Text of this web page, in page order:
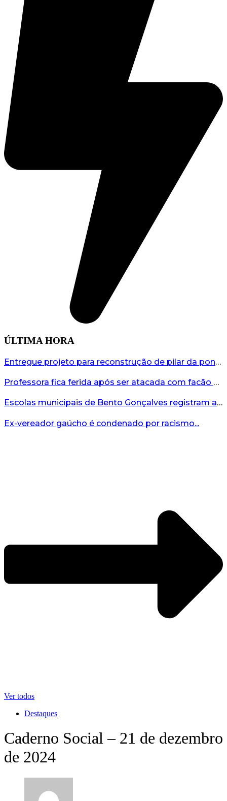
ÚLTIMA HORA
Entregue projeto para reconstrução de pilar da ponte entre Encantado e Muçum...
Professora fica ferida após ser atacada com facão por aluno no interior do RS...
Escolas municipais de Bento Gonçalves registram avanço no IDEB 2025...
Ex-vereador gaúcho é condenado por racismo...
Ver todos
Destaques
Caderno Social – 21 de dezembro
de 2024